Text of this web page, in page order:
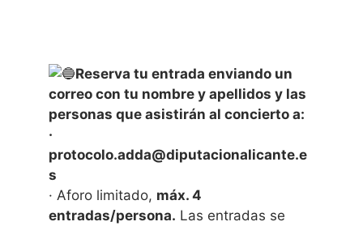
Reserva tu entrada enviando un
correo con tu nombre y apellidos y las
personas que asistirán al concierto a:
·
protocolo.adda@diputacionalicante.e
s
· Aforo limitado, máx. 4
entradas/persona. Las entradas se